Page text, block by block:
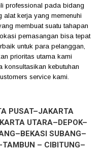
professional pada bidang
kerja yang memenuhi
membuat suatu tahapan
pemasangan bisa tepat
untuk para pelanggan,
prioritas utama kami
konsultasikan kebutuhan
service kami.
PUSAT–JAKARTA
UTARA–DEPOK–
SUBANG–
– CIBITUNG–